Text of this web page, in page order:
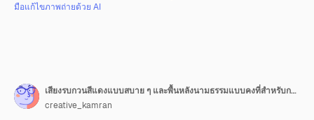
มือแก้ไขภาพถ่ายด้วย AI
เสียงรบกวนสีแดงแบบสบาย ๆ และพื้นหลังนามธรรมแบบคงที่สำหรับการออกแบบที่ทันสมัย
creative_kamran